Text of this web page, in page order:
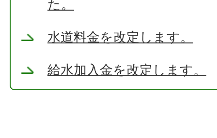
た。
水道料金を改定します。
給水加入金を改定します。